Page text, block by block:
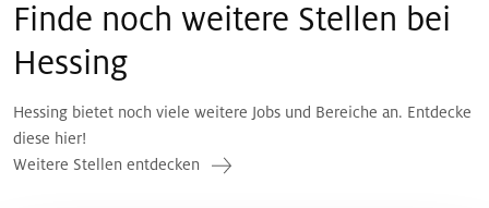
Finde noch weitere Stellen bei
Hessing
Hessing bietet noch viele weitere Jobs und Bereiche an. Entdecke
diese hier!
Weitere Stellen entdecken